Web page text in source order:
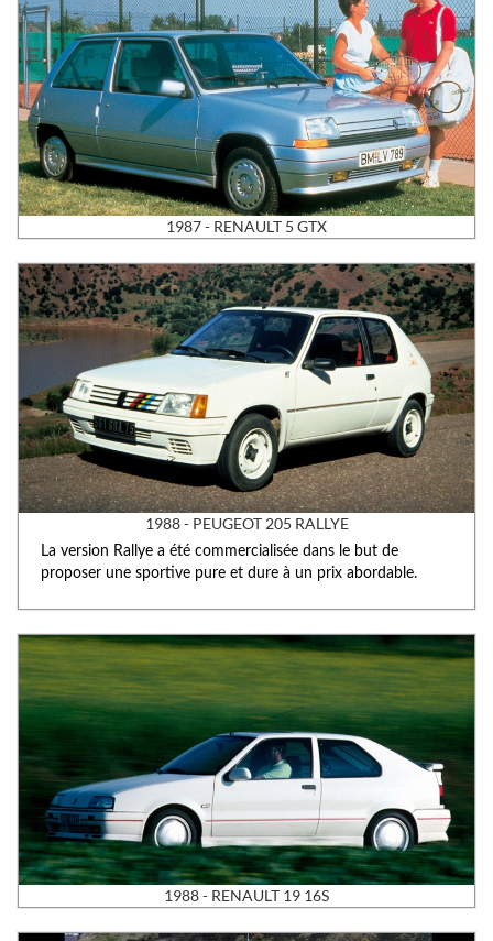
1987 - RENAULT 5 GTX
1988 - PEUGEOT 205 RALLYE
La version Rallye a été commercialisée dans le but de
proposer une sportive pure et dure à un prix abordable.
1988 - RENAULT 19 16S